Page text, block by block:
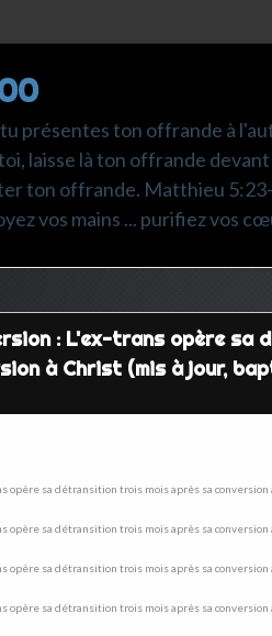
présentes ton offrande à
laisse là ton offrande
ton offrande. Matthieu 5:23-
vos mains ... purifiez vos
: L'ex-trans opère
à Christ (mis à jour,